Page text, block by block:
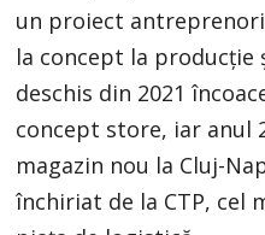
un proiect
la concept la producţie
deschis din 2021
concept store, iar anul
magazin nou la Cluj-
închiriat de la CTP, cel